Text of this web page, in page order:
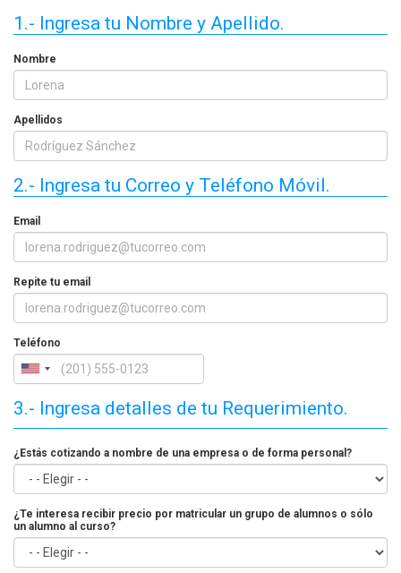
1.- Ingresa tu Nombre y Apellido.
Nombre
Apellidos
2.- Ingresa tu Correo y Teléfono Móvil.
Email
Repite tu email
Teléfono
3.- Ingresa detalles de tu Requerimiento.
¿Estás cotizando a nombre de una empresa o de forma personal?
¿Te interesa recibir precio por matricular un grupo de alumnos o sólo
un alumno al curso?